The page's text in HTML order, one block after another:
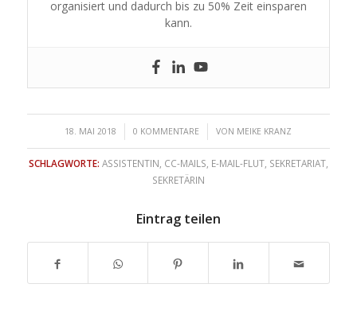
organisiert und dadurch bis zu 50% Zeit einsparen
kann.
18. MAI 2018
/ 0 KOMMENTARE
/ VON MEIKE KRANZ
SCHLAGWORTE: ASSISTENTIN, CC-MAILS, E-MAIL-FLUT, SEKRETARIAT,
SEKRETÄRIN
Eintrag teilen